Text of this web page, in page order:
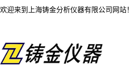
欢迎来到上海铸金分析仪器有限公司网站！